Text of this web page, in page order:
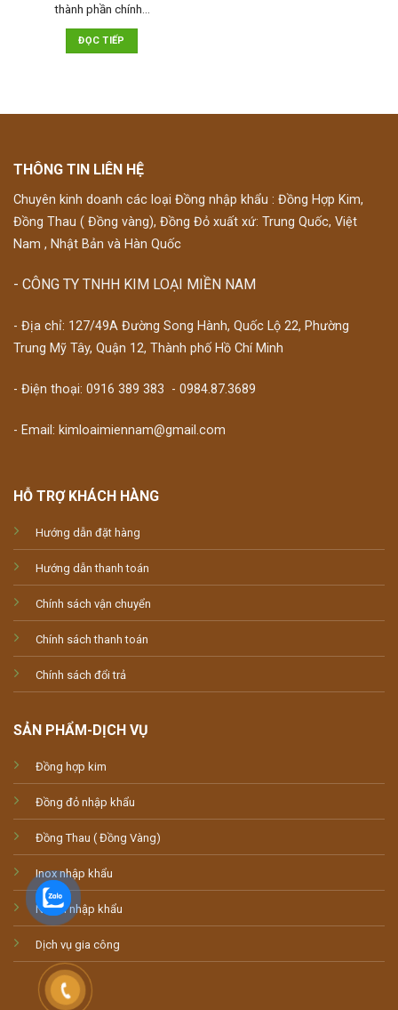
thành phần chính…
ĐỌC TIẾP
THÔNG TIN LIÊN HỆ
Chuyên kinh doanh các loại Đồng nhập khẩu : Đồng Hợp Kim,
Đồng Thau ( Đồng vàng), Đồng Đỏ xuất xứ: Trung Quốc, Việt
Nam , Nhật Bản và Hàn Quốc
- CÔNG TY TNHH KIM LOẠI MIỀN NAM
- Địa chỉ: 127/49A Đường Song Hành, Quốc Lộ 22, Phường
Trung Mỹ Tây, Quận 12, Thành phố Hồ Chí Minh
- Điện thoại: 0916 389 383 - 0984.87.3689
- Email: kimloaimiennam@gmail.com
HỖ TRỢ KHÁCH HÀNG
Hướng dẫn đặt hàng
Hướng dẫn thanh toán
Chính sách vận chuyển
Chính sách thanh toán
Chính sách đổi trả
SẢN PHẨM-DỊCH VỤ
Đồng hợp kim
Đồng đỏ nhập khẩu
Đồng Thau ( Đồng Vàng)
Inox nhập khẩu
Nhôm nhập khẩu
Dịch vụ gia công